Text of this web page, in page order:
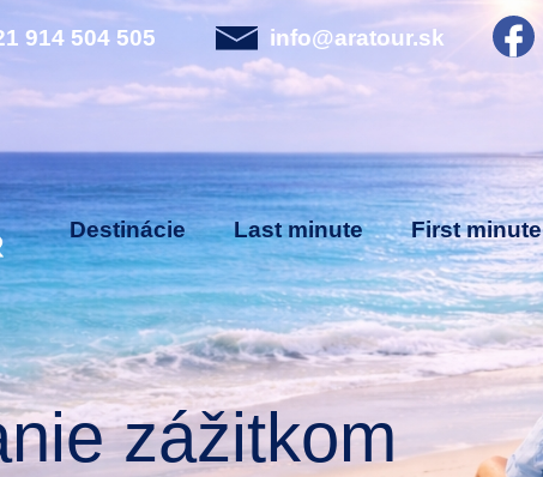
914 504 505 info@aratour.sk
Destinácie Last minute First minute
zážitkom